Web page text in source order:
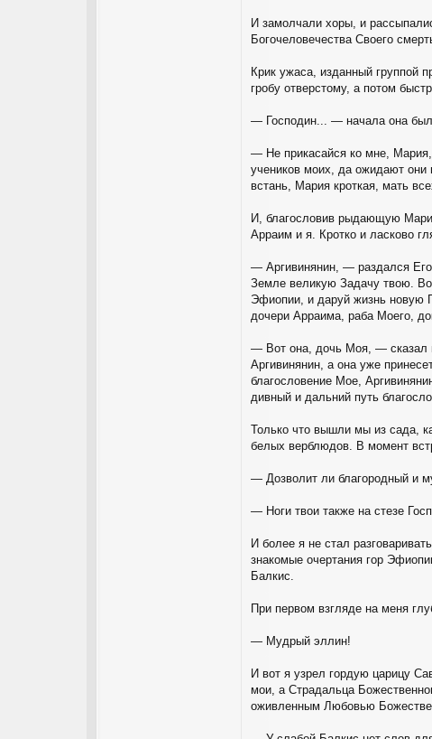
И замолчали хоры, и
Богочеловечества Своего
Крик ужаса, изданный группой
гробу отверстому, а потом
— Господин... — начала она
— Не прикасайся ко мне,
учеников моих, да ожидают
встань, Мария кроткая, мать
И, благословив рыдающую
Арраим и я. Кротко и ласково
— Аргивинянин, — раздался
Земле великую Задачу твою.
Эфиопии, и даруй жизнь новую
дочери Арраима, раба Моего,
— Вот она, дочь Моя, — сказал
Аргивинянин, а она уже
благословение Мое,
дивный и дальний путь
Только что вышли мы из сада,
белых верблюдов. В момент
— Дозволит ли благородный и
— Ноги твои также на стезе
И более я не стал
знакомые очертания гор
Балкис.
При первом взгляде на меня
— Мудрый эллин!
И вот я узрел гордую царицу
мои, а Страдальца
оживленным Любовью